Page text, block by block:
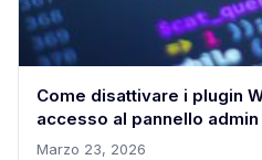
Come disattivare i plugin
accesso al pannello admin
Marzo 23, 2026